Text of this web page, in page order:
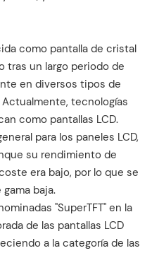
como pantalla de cristal
tras un largo periodo de
en diversos tipos de
tecnologías
como pantallas LCD.
para los paneles LCD,
su rendimiento de
era bajo, por lo que se
baja.
"SuperTFT" en la
de las pantallas LCD
a la categoría de las